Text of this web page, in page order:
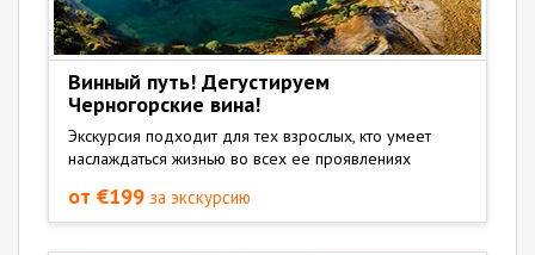
Винный путь! Дегустируем
Черногорские вина!
Экскурсия подходит для тех взрослых, кто умеет
наслаждаться жизнью во всех ее проявлениях
от €199 за экскурсию